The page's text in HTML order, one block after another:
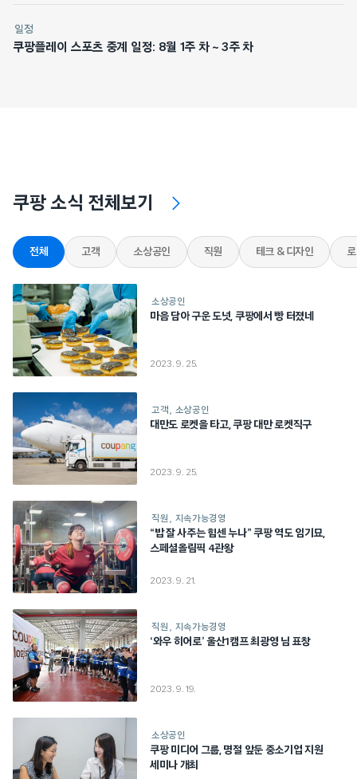
일정
쿠팡플레이 스포츠 중계 일정: 8월 1주 차 ~ 3주 차
쿠팡 소식 전체보기
전체 고객 소상공인 직원 테크 & 디자인
소상공인
마음 담아 구운 도넛, 쿠팡에서 빵 터졌네
2023. 9. 25.
고객 소상공인
대만도 로켓을 타고, 쿠팡 대만 로켓직구
2023. 9. 25.
직원 지속가능경영
“밥 잘 사주는 힘센 누나” 쿠팡 역도 임기묘,
스페셜올림픽 4관왕
2023. 9. 21.
직원 지속가능경영
‘와우 히어로’ 울산1캠프 최광영 님 표창
2023. 9. 19.
소상공인
쿠팡 미디어 그룹, 명절 앞둔 중소기업 지원
세미나 개최